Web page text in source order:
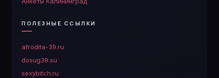
ПОЛЕЗНЫЕ ССЫЛКИ
afrodita-39.ru
dosug39.su
sexybitch.ru